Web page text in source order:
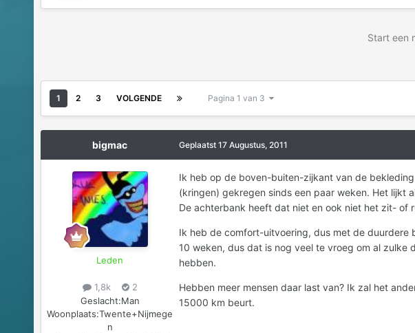
Start een
1 2 3 VOLGENDE Pagina 1 van 3
bigmac
Leden
1,8k
2
Geslacht:Man
Woonplaats:Twente+Nijmege
n
Geplaatst 17 Augustus, 2011
Ik heb op de boven-buiten-zijkant van de
(kringen) gekregen sinds een paar weken. Het lijkt
De achterbank heeft dat niet en ook niet het zit- of
Ik heb de comfort-uitvoering, dus met de
10 weken, dus dat is nog veel te vroeg om al zulke
hebben.
Hebben meer mensen daar last van? Ik zal het
15000 km beurt.